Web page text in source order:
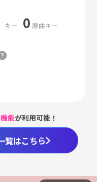
キー 0 原曲キー
能が利用可能！
覧はこちら